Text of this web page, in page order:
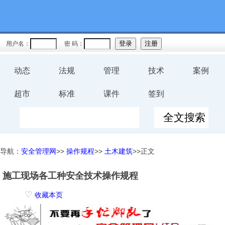
用户名： 密 码：
动态 法规 管理 技术 案例
超市 标准 课件 签到
导航： 安全管理网>> 操作规程>> 土木建筑>>正文
施工现场各工种安全技术操作规程
♡ 收藏本页